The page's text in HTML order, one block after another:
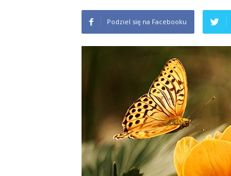
Podziel się na Facebooku